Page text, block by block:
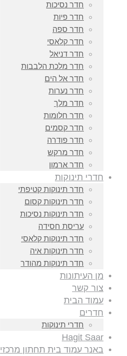
חדר נסיכות
חדר פיות
חדר ספה
חדר קלאסי
חדר דניאל
חדר מלכת הלבבות
חדר אל הים
חדר נערות
חדר מלך
חדר חלומות
חדר קסמים
חדר פודרה
חדר מרקש
חדר ארמון
חדרי תינוקות
חדר תינוקות קטיפתי
חדר תינוקות קסום
חדר תינוקות נסיכות
עריסת חסידה
חדר תינוקות קלאסי
חדר תינוקות איה
חדר תינוקות מהודר
מן העיתונות
צור קשר
עמוד הבית
חדרים
חדרי תינוקות
Hagit Saar
באנר עמוד בית תחתון מרכזי